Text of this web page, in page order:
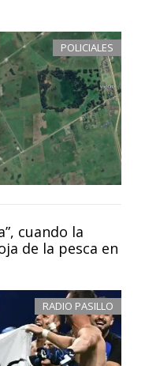
POLICIALES
cuando la
de la pesca en
RADIO PASILLO